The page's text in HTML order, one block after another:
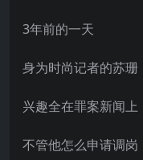
3年前的一天
身为时尚记者的苏珊
兴趣全在罪案新闻上
不管他怎么申请调岗